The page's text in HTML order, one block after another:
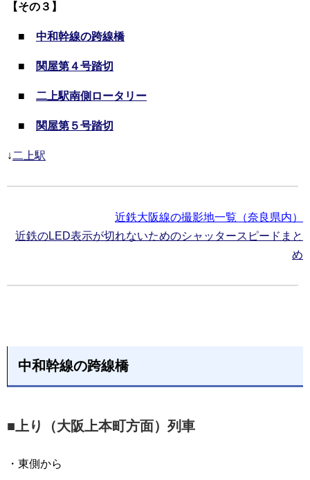
【その３】
■ 中和幹線の跨線橋
■ 関屋第４号踏切
■ 二上駅南側ロータリー
■ 関屋第５号踏切
↓二上駅
近鉄大阪線の撮影地一覧（奈良県内）
近鉄のLED表示が切れないためのシャッタースピードまと
め
中和幹線の跨線橋
■上り（大阪上本町方面）列車
・東側から